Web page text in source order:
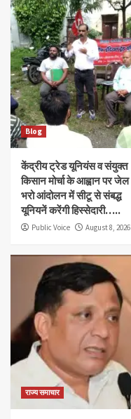
Blog
केंद्रीय ट्रेड यूनियंस व संयुक्त
किसान मोर्चा के आह्वान पर जेल
भरो आंदोलन में सीटू से संबद्ध
यूनियनें करेंगी हिस्सेदारी…..
Public Voice August 8, 2026
राज्य समाचार